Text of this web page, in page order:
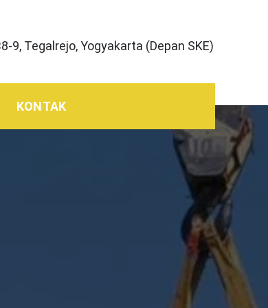
9, Tegalrejo, Yogyakarta (Depan SKE)
KONTAK